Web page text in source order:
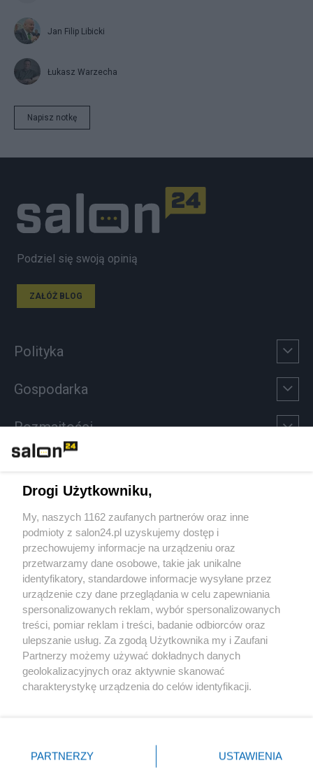
Jan Filip Libicki
Łukasz Warzecha
Napisz notkę
Podziel się swoją opinią
ZAŁÓŻ BLOG
Polityka
Gospodarka
Rozmaitości
Sport
Społeczeństwo
Kultura
X Facebook Instagram Youtube
Drogi Użytkowniku,
My, naszych 1162 zaufanych partnerów oraz inne
podmioty z salon24.pl uzyskujemy dostęp i
przechowujemy informacje na urządzeniu oraz
przetwarzamy dane osobowe, takie jak unikalne
identyfikatory, standardowe informacje wysyłane przez
urządzenie czy dane przeglądania w celu zapewniania
spersonalizowanych reklam, wybór spersonalizowanych
treści, pomiar reklam i treści, badanie odbiorców oraz
ulepszanie usług. Za zgodą Użytkownika my i Zaufani
Partnerzy możemy używać dokładnych danych
geolokalizacyjnych oraz aktywnie skanować
charakterystykę urządzenia do celów identyfikacji.
zmienić/wycofać klikając przycisk ustawień prywatności
znajdujący się w lewym dolnym rogu strony
PARTNERZY USTAWIENIA